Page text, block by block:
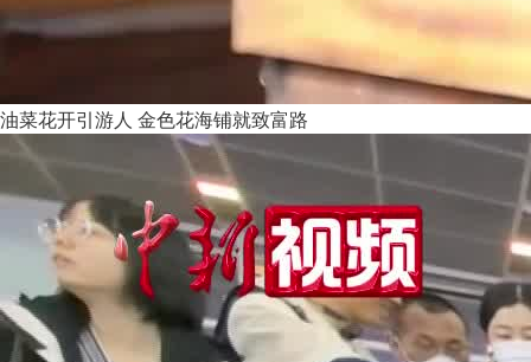
油菜花开引游人 金色花海铺就致富路